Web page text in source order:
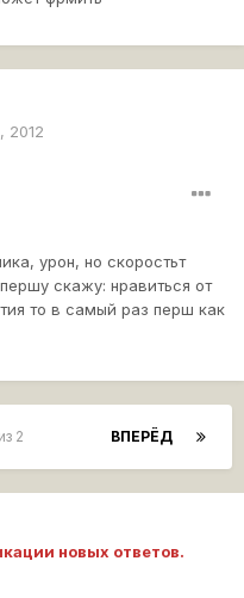
2012
урон, но скоростьт
скажу: нравиться от
то в самый раз перш как
ВПЕРЁД
2
новых ответов.